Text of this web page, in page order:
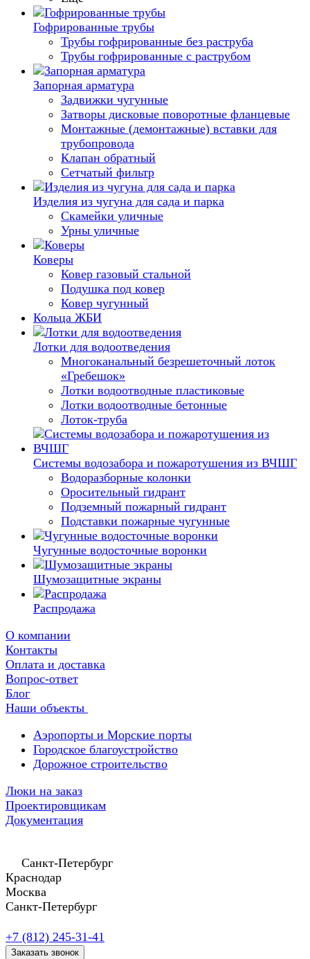
Гофрированные трубы
Трубы гофрированные без раструба
Трубы гофрированные с раструбом
Запорная арматура
Задвижки чугунные
Затворы дисковые поворотные фланцевые
Монтажные (демонтажные) вставки для
трубопровода
Клапан обратный
Сетчатый фильтр
Изделия из чугуна для сада и парка
Скамейки уличные
Урны уличные
Коверы
Ковер газовый стальной
Подушка под ковер
Ковер чугунный
Кольца ЖБИ
Лотки для водоотведения
Многоканальный безрешеточный лоток
«Гребешок»
Лотки водоотводные пластиковые
Лотки водоотводные бетонные
Лоток-труба
Системы водозабора и пожаротушения из ВЧШГ
Водоразборные колонки
Оросительный гидрант
Подземный пожарный гидрант
Подставки пожарные чугунные
Чугунные водосточные воронки
Шумозащитные экраны
Распродажа
О компании
Контакты
Оплата и доставка
Вопрос-ответ
Блог
Наши объекты
Аэропорты и Морские порты
Городское благоустройство
Дорожное строительство
Люки на заказ
Проектировщикам
Документация
Санкт-Петербург
Краснодар
Москва
Санкт-Петербург
+7 (812) 245-31-41
Заказать звонок